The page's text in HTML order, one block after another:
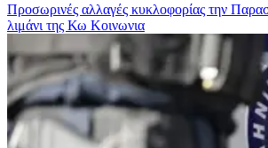
Προσωρινές αλλαγές κυκλοφορίας την
λιμάνι της Κω Κοινωνια